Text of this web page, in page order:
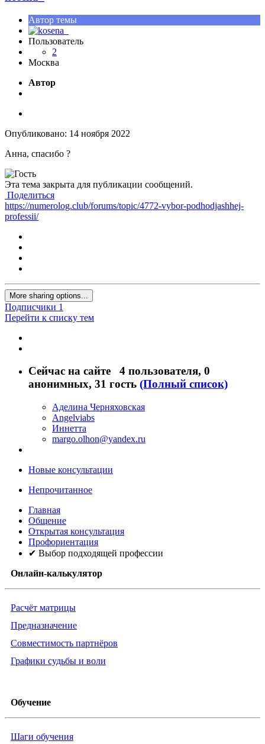
Автор темы
Пользователь
2
Москва
Автор
Опубликовано: 14 ноября 2022
Анна, спасибо ?
Эта тема закрыта для публикации сообщений.
Поделиться
https://numerolog.club/forums/topic/4772-vybor-podhodjashhej-
professii/
More sharing options...
Подписчики 1
Перейти к списку тем
Сейчас на сайте 4 пользователя, 0
анонимных, 31 гость (Полный список)
Аделина Черняховская
Angelviabs
Иннетта
margo.olhon@yandex.ru
Новые консультации
Непрочитанное
Главная
Общение
Открытая консультация
Профориентация
✔ Выбор подходящей профессии
Онлайн-калькулятор
Расчёт матрицы
Предназначение
Совместимость партнёров
Графики судьбы и воли
Обучение
Шаги обучения